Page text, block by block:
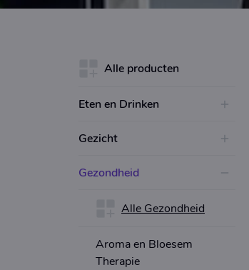
Alle producten
Eten en Drinken
Gezicht
Gezondheid
Alle Gezondheid
Aroma en Bloesem
Therapie